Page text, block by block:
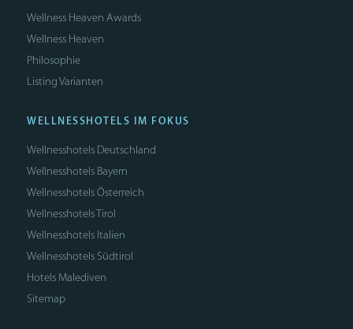
Wellness Heaven Awards
Wellness Heaven
Philosophie
Listing Varianten
WELLNESSHOTELS IM FOKUS
Wellnesshotels Deutschland
Wellnesshotels Bayern
Wellnesshotels Österreich
Wellnesshotels Tirol
Wellnesshotels Italien
Wellnesshotels Südtirol
Hotels Malediven
Sitemap